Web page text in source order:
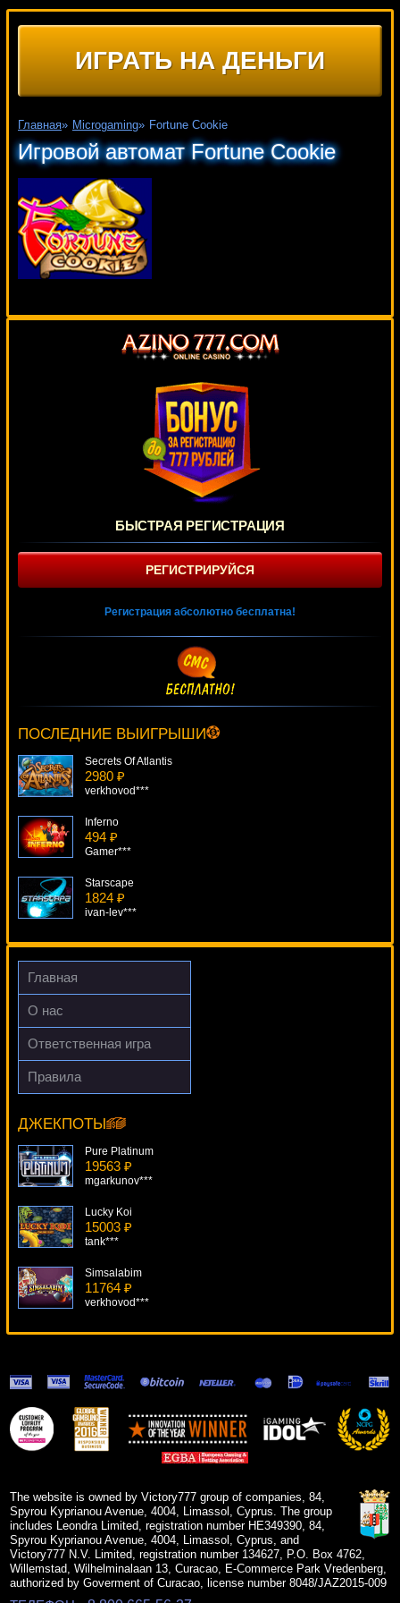
ИГРАТЬ НА ДЕНЬГИ
Главная» Microgaming» Fortune Cookie
Игровой автомат Fortune Cookie
БЫСТРАЯ РЕГИСТРАЦИЯ
РЕГИСТРИРУЙСЯ
Регистрация абсолютно бесплатна!
ПОСЛЕДНИЕ ВЫИГРЫШИ
alex***
Secrets Of Atlantis
2980 ₽
verkhovod***
Inferno
494 ₽
Gamer***
Starscape
1824 ₽
ivan-lev***
Mermaid's Pearl
2234 ₽
SmileLow***
Главная
О нас
Ответственная игра
Правила
ДЖЕКПОТЫ
Roman Riches
DenisVS***
Pure Platinum
19563 ₽
mgarkunov***
Lucky Koi
15003 ₽
tank***
Simsalabim
11764 ₽
verkhovod***
Fruit Shop Christmas Edition
16477 ₽
beautif***
Lucky Witch
The website is owned by Victory777 group of companies, 84,
Spyrou Kyprianou Avenue, 4004, Limassol, Cyprus. The group
includes Leondra Limited, registration number HE349390, 84,
Spyrou Kyprianou Avenue, 4004, Limassol, Cyprus, and
Victory777 N.V. Limited, registration number 134627, P.O. Box 4762,
Willemstad, Wilhelminalaan 13, Curacao, E-Commerce Park Vredenberg,
authorized by Goverment of Curacao, license number 8048/JAZ2015-009